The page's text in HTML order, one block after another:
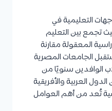
التعليمية في
تجمع بين التعليم
المعقولة مقارنة
الجامعات المصرية
الوافدين سنويًا من
العربية والأفريقية
تُعد من أهم العوامل